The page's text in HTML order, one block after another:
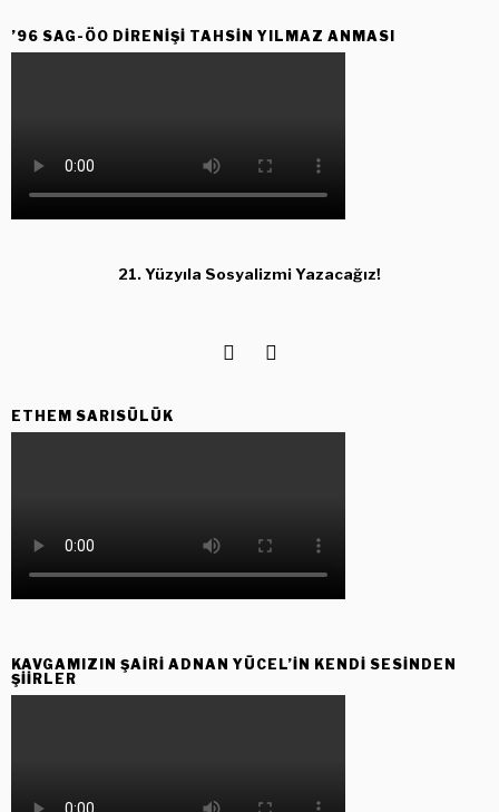
’96 SAG-ÖO DİRENİŞİ TAHSİN YILMAZ ANMASI
21. Yüzyıla Sosyalizmi Yazacağız!
ETHEM SARISÜLÜK
KAVGAMIZIN ŞAIRI ADNAN YÜCEL’IN KENDI SESINDEN
ŞIIRLER